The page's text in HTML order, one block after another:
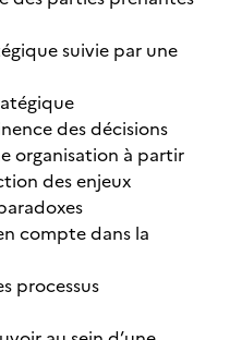
suivie par une
des décisions
organisation à partir
des enjeux
compte dans la
processus